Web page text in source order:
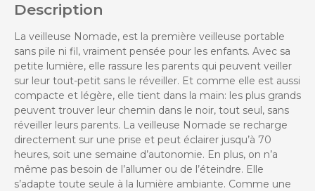
Description
La veilleuse Nomade, est la première veilleuse portable
sans pile ni fil, vraiment pensée pour les enfants. Avec sa
petite lumière, elle rassure les parents qui peuvent veiller
sur leur tout-petit sans le réveiller. Et comme elle est aussi
compacte et légère, elle tient dans la main: les plus grands
peuvent trouver leur chemin dans le noir, tout seul, sans
réveiller leurs parents. La veilleuse Nomade se recharge
directement sur une prise et peut éclairer jusqu’à 70
heures, soit une semaine d’autonomie. En plus, on n’a
même pas besoin de l’allumer ou de l’éteindre. Elle
s’adapte toute seule à la lumière ambiante. Comme une